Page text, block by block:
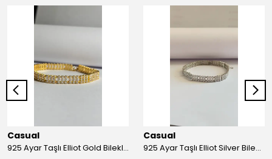
Casual
925 Ayar Taşlı Elliot Gold Bileklik
Casual
925 Ayar Taşlı Elliot Silver Bileklik